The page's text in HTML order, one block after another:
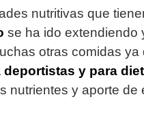
nutritivas que
se ha ido extendiendo
otras comidas
y para
nutrientes y aporte de